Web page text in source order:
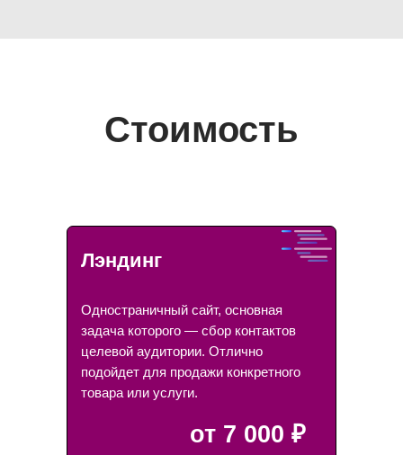
Лэндинг
Одностраничный сайт, основная
задача которого — сбор контактов
целевой аудитории. Отлично
подойдет для продажи конкретного
товара или услуги.
от 7 000 ₽
Стоимость